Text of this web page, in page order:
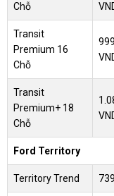
Chỗ
Transit
Premium 16
Chỗ
Transit
Premium+ 18
Chỗ
Ford Territory
Territory Trend